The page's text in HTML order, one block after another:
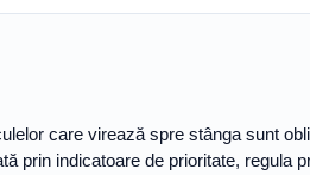
care virează spre stânga sunt
prin indicatoare de prioritate,